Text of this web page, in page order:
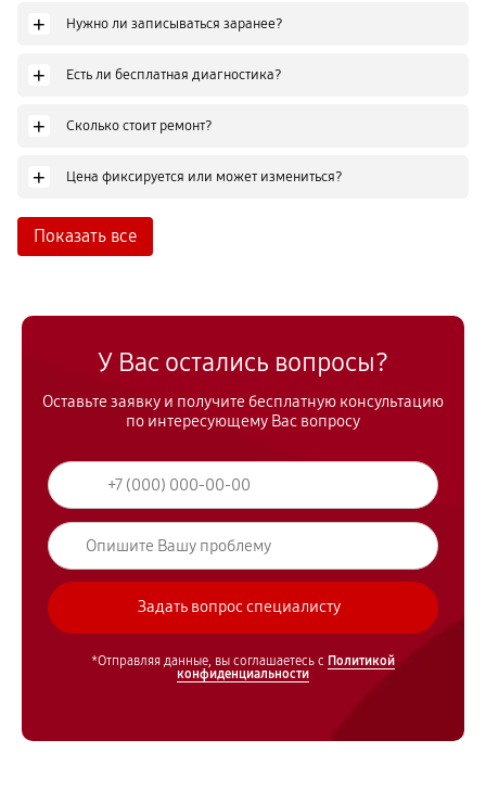
+ Нужно ли записываться заранее?
+ Есть ли бесплатная диагностика?
+ Сколько стоит ремонт?
+ Цена фиксируется или может измениться?
Показать все
У Вас остались вопросы?
Оставьте заявку и получите бесплатную консультацию
по интересующему Вас вопросу
*Отправляя данные, вы соглашаетесь с Политикой
конфиденциальности